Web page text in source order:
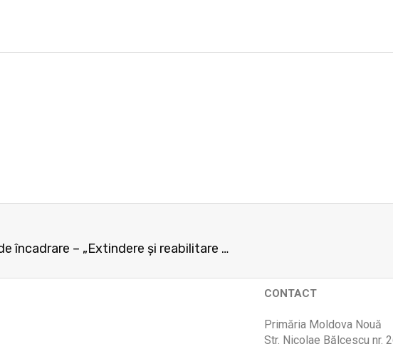
Anunţ public privind decizia etapei de încadrare – „Extindere și reabilitare parcare Policlinică până în zona blocului nr. 50”
CONTACT
Primăria Moldova Nouă
Str. Nicolae Bălcescu nr.